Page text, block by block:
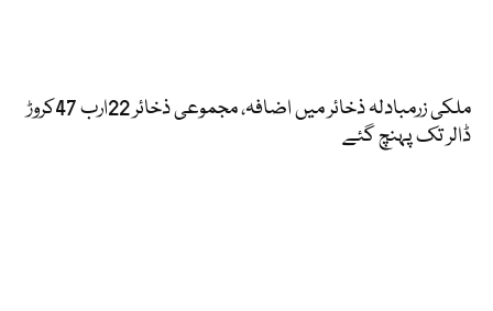
ملکی زرمبادلہ ذخائر میں اضافہ، مجموعی ذخائر 22ارب 47کروڑ
ڈالر تک پہنچ گئے